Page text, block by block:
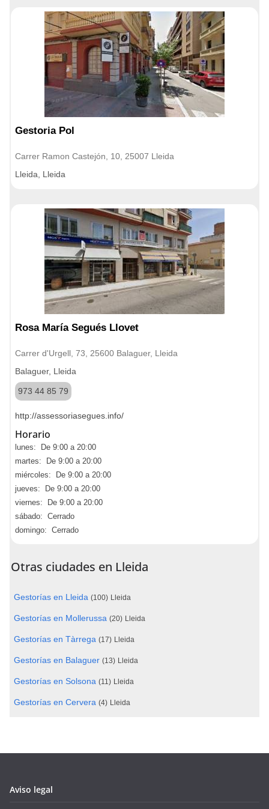
Gestoria Pol
Carrer Ramon Castejón, 10, 25007 Lleida
Lleida, Lleida
Rosa María Segués Llovet
Carrer d'Urgell, 73, 25600 Balaguer, Lleida
Balaguer, Lleida
973 44 85 79
http://assessoriasegues.info/
Horario
lunes: De 9:00 a 20:00
martes: De 9:00 a 20:00
miércoles: De 9:00 a 20:00
jueves: De 9:00 a 20:00
viernes: De 9:00 a 20:00
sábado: Cerrado
domingo: Cerrado
Otras ciudades en Lleida
Gestorías en Lleida (100) Lleida
Gestorías en Mollerussa (20) Lleida
Gestorías en Tàrrega (17) Lleida
Gestorías en Balaguer (13) Lleida
Gestorías en Solsona (11) Lleida
Gestorías en Cervera (4) Lleida
Aviso legal